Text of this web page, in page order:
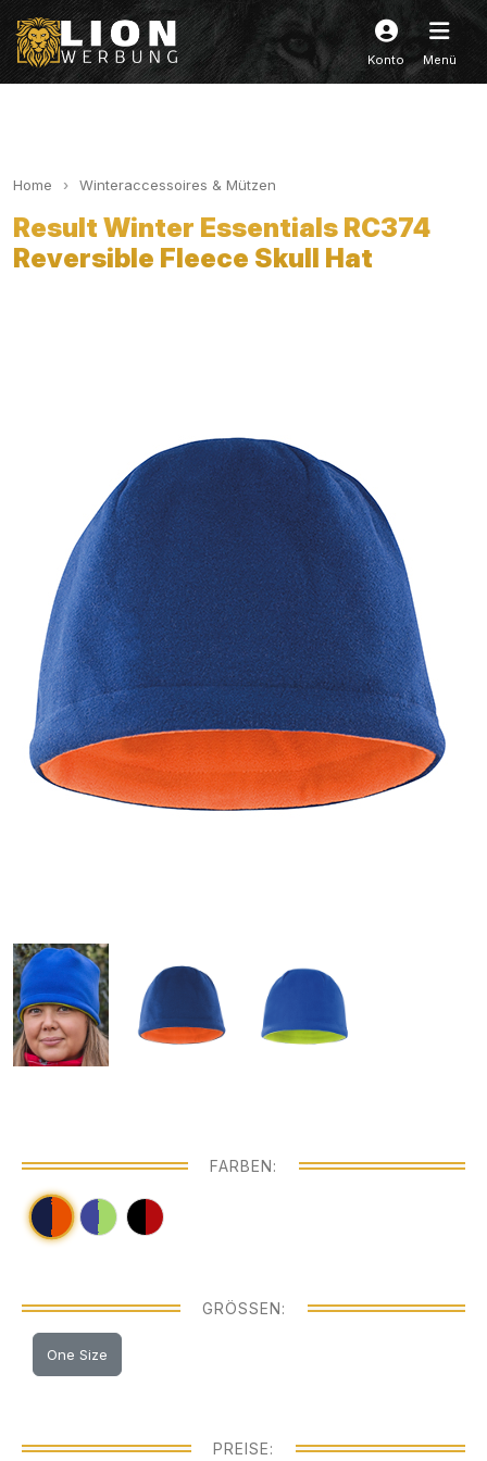
Konto Menü
Home Winteraccessoires & Mützen
Result Winter Essentials RC374
Reversible Fleece Skull Hat
FARBEN:
GRÖSSEN:
One Size
PREISE: